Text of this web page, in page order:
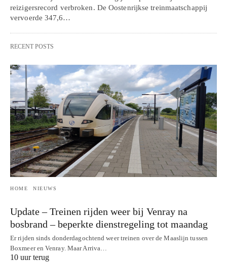
reizigersrecord verbroken. De Oostenrijkse treinmaatschappij
vervoerde 347,6…
RECENT POSTS
HOME NIEUWS
Update – Treinen rijden weer bij Venray na
bosbrand – beperkte dienstregeling tot maandag
Er rijden sinds donderdagochtend weer treinen over de Maaslijn tussen
Boxmeer en Venray. Maar Arriva…
10 uur terug